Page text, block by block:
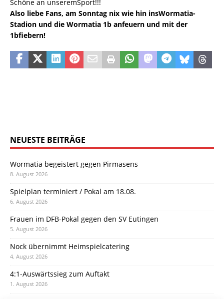
Schöne an unseremSport!!!
Also liebe Fans, am Sonntag nix wie hin insWormatia-
Stadion und die Wormatia 1b anfeuern und mit der
1bfiebern!
NEUESTE BEITRÄGE
Wormatia begeistert gegen Pirmasens
8. August 2026
Spielplan terminiert / Pokal am 18.08.
6. August 2026
Frauen im DFB-Pokal gegen den SV Eutingen
5. August 2026
Nock übernimmt Heimspielcatering
4. August 2026
4:1-Auswärtssieg zum Auftakt
1. August 2026